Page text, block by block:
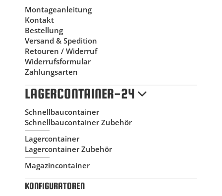
Montageanleitung
Kontakt
Bestellung
Versand & Spedition
Retouren / Widerruf
Widerrufsformular
Zahlungsarten
LAGERCONTAINER-24
Schnellbaucontainer
Schnellbaucontainer Zubehör
Lagercontainer
Lagercontainer Zubehör
Magazincontainer
KONFIGURATOREN